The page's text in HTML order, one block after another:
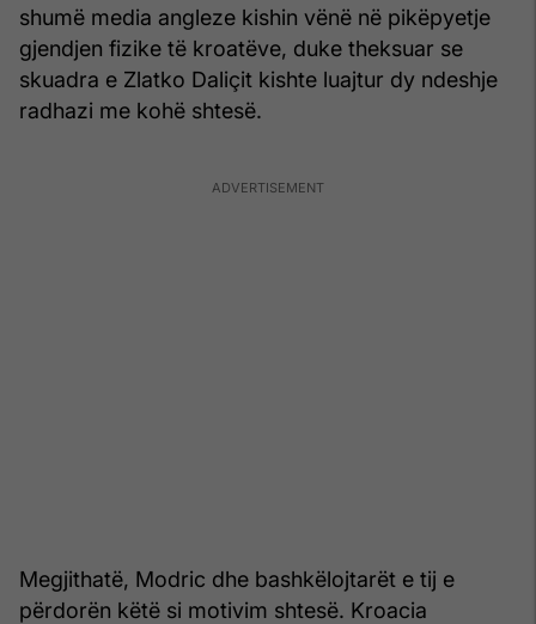
shumë media angleze kishin vënë në pikëpyetje
gjendjen fizike të kroatëve, duke theksuar se
skuadra e Zlatko Daliçit kishte luajtur dy ndeshje
radhazi me kohë shtesë.
Megjithatë, Modric dhe bashkëlojtarët e tij e
përdorën këtë si motivim shtesë. Kroacia